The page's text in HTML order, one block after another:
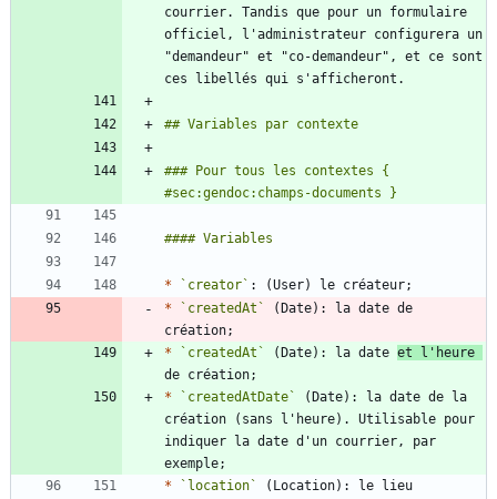
courrier. Tandis que pour un formulaire
officiel, l'administrateur configurera un
"demandeur" et "co-demandeur", et ce sont
### Pour tous les contextes {
* `creator`
*
`createdAt`
(Date): la date de
*
`createdAt` (Date): la date
*
`createdAtDate`
(Date): la date de la
création (sans l'heure). Utilisable pour
indiquer la date d'un courrier, par
*
`location`
(Location): le lieu